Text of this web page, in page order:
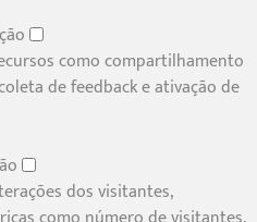
como compartilhamento
de feedback e ativação de
dos visitantes,